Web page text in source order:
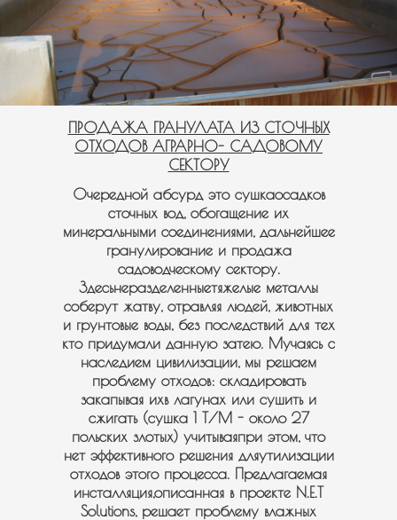
Очередной абсурд это сушкаосадков
сточных вод, обогащение их
минеральными соединениями, дальнейшее
гранулирование и продажа
садоводческому сектору.
Здесьнеразделенныетяжелые металлы
соберут жатву, отравляя людей, животных
и грунтовые воды, без последствий для тех
кто придумали данную затею. Мучаясь с
наследием цивилизации, мы решаем
проблему отходов: складировать
закапывая ихв лагунах или сушить и
сжигать (сушка 1 T/M - около 27
польских злотых) учитываяпри этом, что
нет эффективного решения дляутилизации
отходов этого процесса. Предлагаемая
инсталляция,описанная в проекте N.E.T
Solutions, решает проблему влажных
ПРОДАЖА ГРАНУЛАТА ИЗ СТОЧНЫХ
ОТХОДОВ АГРАРНО- САДОВОМУ
СЕКТОРУ